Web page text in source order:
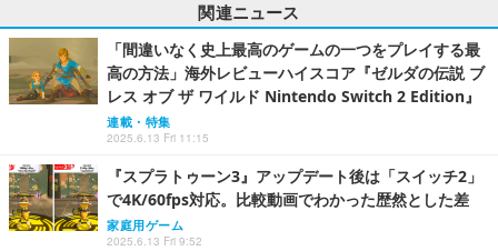
関連ニュース
「間違いなく史上最高のゲームの一つをプレイする最
高の方法」海外レビューハイスコア『ゼルダの伝説 ブ
レス オブ ザ ワイルド Nintendo Switch 2 Edition』
連載・特集
2025.6.13 Fri 11:15
『スプラトゥーン3』アップデート後は「スイッチ2」
で4K/60fps対応。比較動画でわかった歴然とした差
家庭用ゲーム
2025.6.13 Fri 9:52